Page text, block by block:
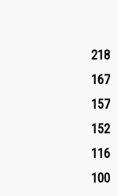
218
167
157
152
116
100